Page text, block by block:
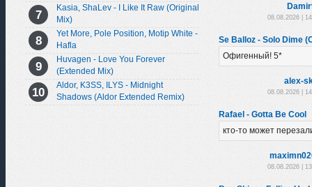
Kasia, ShaLev - I Like It Raw (Original
Mix)
Yet More, Pole Position, Motip White -
Hafla
Huvagen - Love You Forever
(Extended Mix)
Aldor, K3SS, ILYS - Midnight
Shadows (Aldor Extended Remix)
08.08.2026 |
Se Balloz - Solo Dime
Офигенный! 5*
alex-
08.08.2026 |
Rafael - Gotta Be Cool
кто-то может
08.08.2026 |